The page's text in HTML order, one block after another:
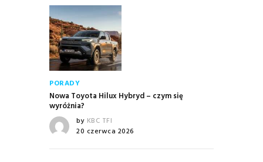
PORADY
Nowa Toyota Hilux Hybryd – czym się
wyróżnia?
by KBC TFI
20 czerwca 2026